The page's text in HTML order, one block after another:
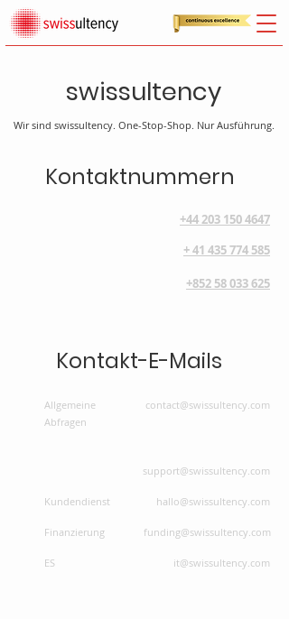
swissultency
Wir sind swissultency. One-Stop-Shop. Nur Ausführung.
Kontaktnummern
+44 203 150 4647
+41 435 774 585
+852 58 033 625
Kontakt-E-Mails
Allgemeine
Abfragen
contact@swissultency.com
support@swissultency.com
Kundendienst hallo@swissultency.com
Finanzierung funding@swissultency.com
ES it@swissultency.com